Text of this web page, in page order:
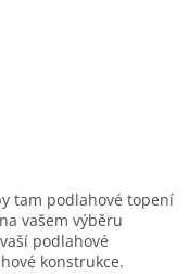
tam podlahové topení
vašem výběru
podlahové
konstrukce.